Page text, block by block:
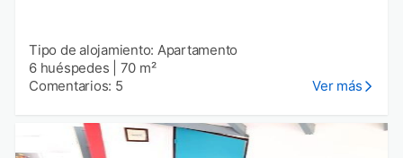
Tipo de alojamiento: Apartamento
6 huéspedes
70 m²
Comentarios: 5
Ver más